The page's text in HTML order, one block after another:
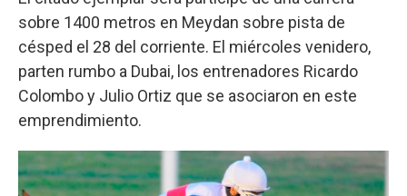
sobre 1400 metros en Meydan sobre pista de
césped el 28 del corriente. El miércoles venidero,
parten rumbo a Dubai, los entrenadores Ricardo
Colombo y Julio Ortiz que se asociaron en este
emprendimiento.